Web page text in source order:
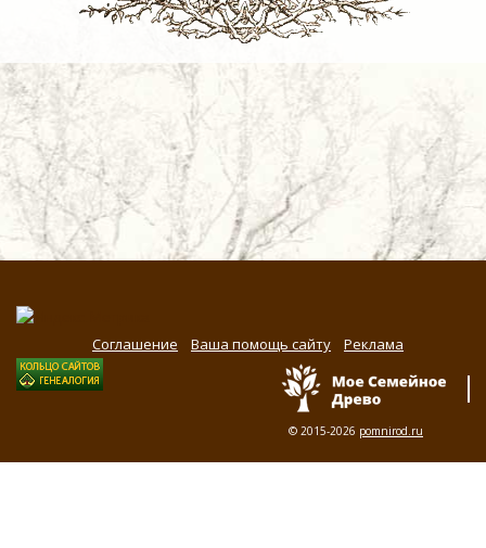
Соглашение Ваша помощь сайту Реклама
© 2015-2026 pomnirod.ru